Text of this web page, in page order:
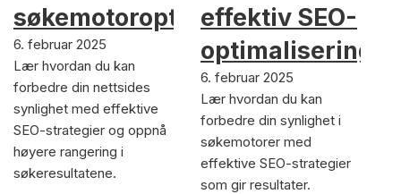
søkemotoroptimalisering
6. februar 2025
Lær hvordan du kan
forbedre din nettsides
synlighet med effektive
SEO-strategier og oppnå
høyere rangering i
søkeresultatene.
effektiv SEO-
optimalisering
6. februar 2025
Lær hvordan du kan
forbedre din synlighet i
søkemotorer med
effektive SEO-strategier
som gir resultater.